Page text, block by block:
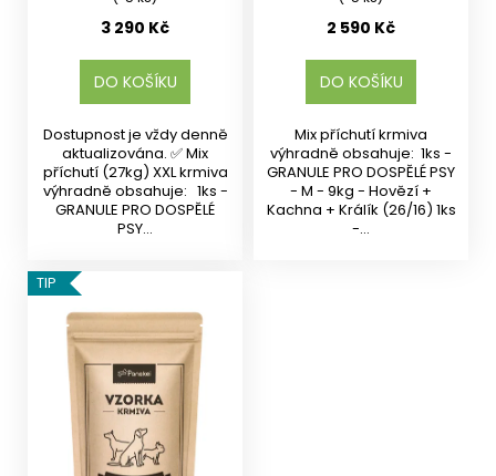
3 290 Kč
DO KOŠÍKU
Dostupnost je vždy denně
aktualizována. ✅ Mix
příchutí (27kg) XXL krmiva
výhradně obsahuje: 1ks -
GRANULE PRO DOSPĚLÉ
PSY...
2 590 Kč
DO KOŠÍKU
Mix příchutí krmiva
výhradně obsahuje: 1ks -
GRANULE PRO DOSPĚLÉ PSY
- M - 9kg - Hovězí +
Kachna + Králík (26/16) 1ks
-...
TIP